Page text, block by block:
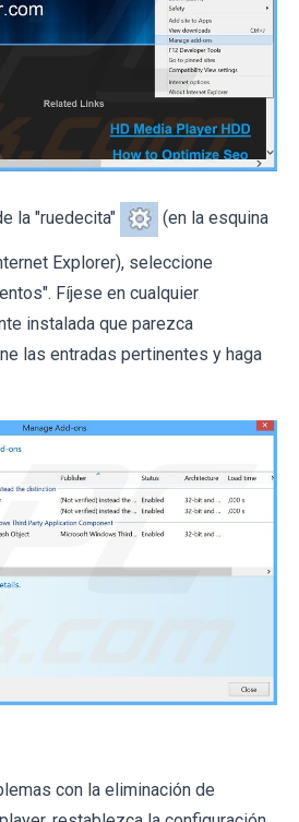
la "ruedecita" (en la esquina
Explorer), seleccione
Fíjese en cualquier
instalada que parezca
las entradas pertinentes y haga
con la eliminación de